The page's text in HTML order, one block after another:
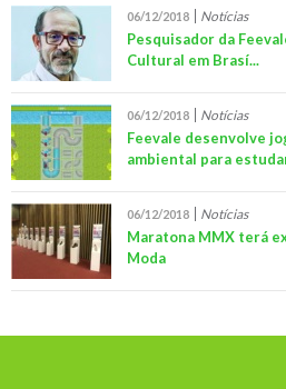
06/12/2018 Notícias
Pesquisador da
Cultural em Brasí...
06/12/2018 Notícias
Feevale desenvolve
ambiental para
06/12/2018 Notícias
Maratona MMX terá
Moda